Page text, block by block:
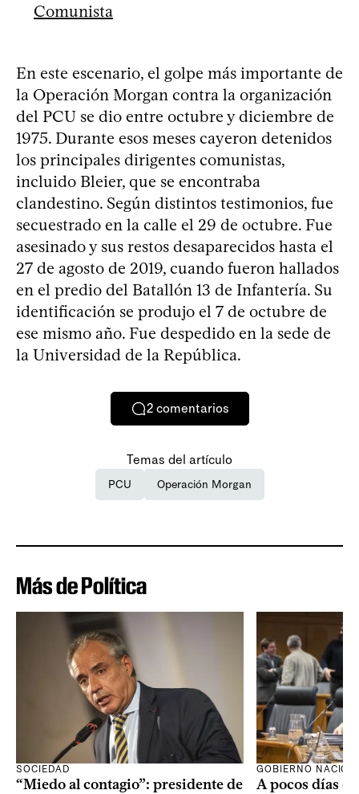
Comunista
En este escenario, el golpe más importante de
la Operación Morgan contra la organización
del PCU se dio entre octubre y diciembre de
1975. Durante esos meses cayeron detenidos
los principales dirigentes comunistas,
incluido Bleier, que se encontraba
clandestino. Según distintos testimonios, fue
secuestrado en la calle el 29 de octubre. Fue
asesinado y sus restos desaparecidos hasta el
27 de agosto de 2019, cuando fueron hallados
en el predio del Batallón 13 de Infantería. Su
identificación se produjo el 7 de octubre de
ese mismo año. Fue despedido en la sede de
la Universidad de la República.
2 comentarios
Temas del artículo
PCU Operación Morgan
Más de Política
SOCIEDAD
“Miedo al contagio”: presidente de
GOBIERNO
A pocos días